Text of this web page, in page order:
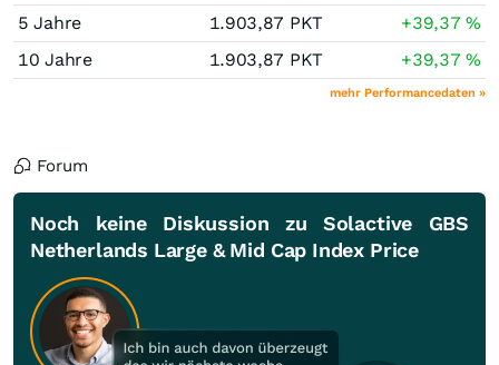
5 Jahre
1.903,87 PKT +39,37%
10 Jahre
1.903,87 PKT +39,37%
mehr Performancedaten »
Forum
Noch keine Diskussion zu Solactive GBS
Netherlands Large & Mid Cap Index Price